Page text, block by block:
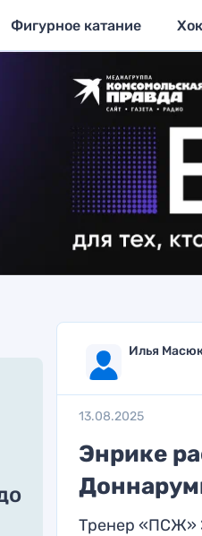
Фигурное катание
Илья
13.08.2025
Энрике
Тренер «ПСЖ»